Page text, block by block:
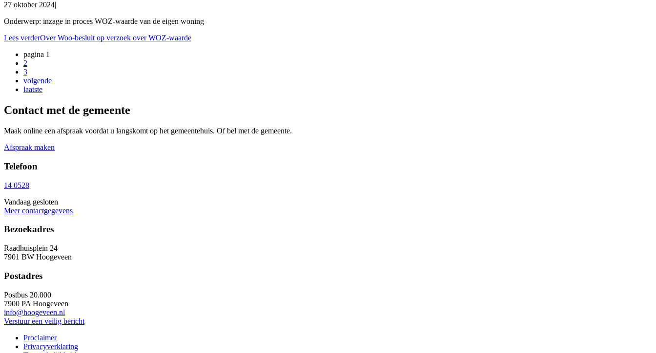
27 oktober 2024|
Onderwerp: inzage in proces WOZ-waarde van de eigen woning
Lees verderOver Woo-besluit op verzoek over WOZ-waarde
pagina 1
2
3
volgende
laatste
Contact met de gemeente
Maak online een afspraak voordat u langskomt op het gemeentehuis. Of bel met de gemeente.
Afspraak maken
Telefoon
14 0528
Vandaag gesloten
Meer contactgegevens
Bezoekadres
Raadhuisplein 24
7901 BW Hoogeveen
Postadres
Postbus 20.000
7900 PA Hoogeveen
info@hoogeveen.nl
Verstuur een veilig bericht
Proclaimer
Privacyverklaring